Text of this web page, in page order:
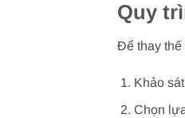
Quy
Để thay thế
Khảo
Chọn